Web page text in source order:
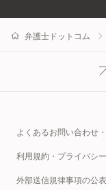
弁護士ドットコム
よくあるお問い合わせ
利用規約・プライバシ
外部送信規律事項の公